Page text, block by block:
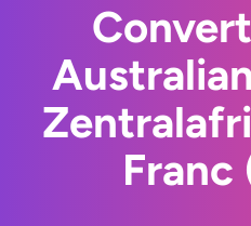
Franc